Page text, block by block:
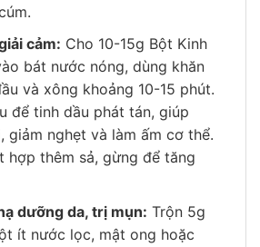
cảm: Cho 10-15g Bột Kinh
bát nước nóng, dùng khăn
và xông khoảng 10-15 phút.
để tinh dầu phát tán, giúp
giảm nghẹt và làm ấm cơ thể.
hợp thêm sả, gừng để tăng
dưỡng da, trị mụn: Trộn 5g
ít nước lọc, mật ong hoặc